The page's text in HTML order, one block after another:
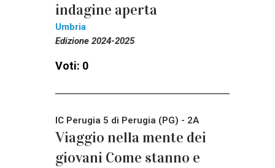
indagine aperta
Umbria
Edizione 2024-2025
Voti: 0
IC Perugia 5 di Perugia (PG) - 2A
Viaggio nella mente dei
giovani Come stanno e